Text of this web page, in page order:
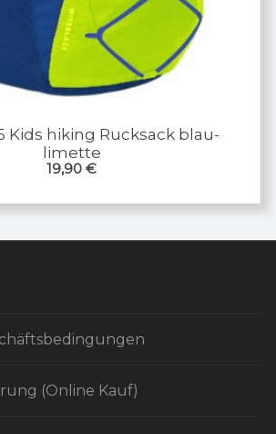
Kids hiking Rucksack blau-
limette
19,90€
(Online Kauf)